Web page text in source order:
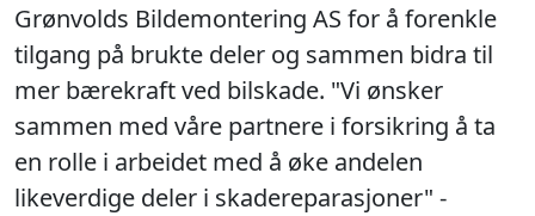
Grønvolds Bildemontering AS for å forenkle
tilgang på brukte deler og sammen bidra til
mer bærekraft ved bilskade. "Vi ønsker
sammen med våre partnere i forsikring å ta
en rolle i arbeidet med å øke andelen
likeverdige deler i skadereparasjoner" -